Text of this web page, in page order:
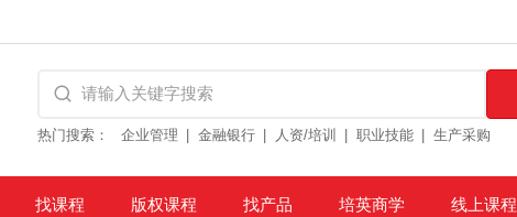
热门搜索： 企业管理 金融银行 人资/培训 职业技能 生产采购
找课程 版权课程 找产品 培英商学 线上课程